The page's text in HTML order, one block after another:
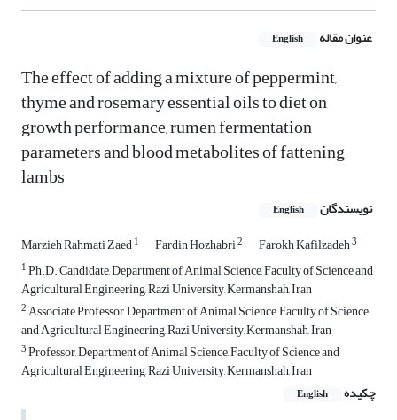
عنوان مقاله English
The effect of adding a mixture of peppermint,
thyme and rosemary essential oils to ‎diet on
growth performance, rumen fermentation
parameters and blood metabolites ‎of fattening
lambs
نویسندگان English
Marzieh Rahmati Zaed1 Fardin Hozhabri2 Farokh Kafilzadeh3
1Ph.D. Candidate, Department of Animal Science, Faculty of Science and
Agricultural ‎Engineering, Razi University, Kermanshah, Iran
2Associate Professor, Department of Animal Science, Faculty of Science
and Agricultural Engineering, Razi University, ‎Kermanshah, Iran
3Professor, Department of Animal Science, Faculty of Science and
Agricultural Engineering, Razi University, Kermanshah, Iran
چکیده
English